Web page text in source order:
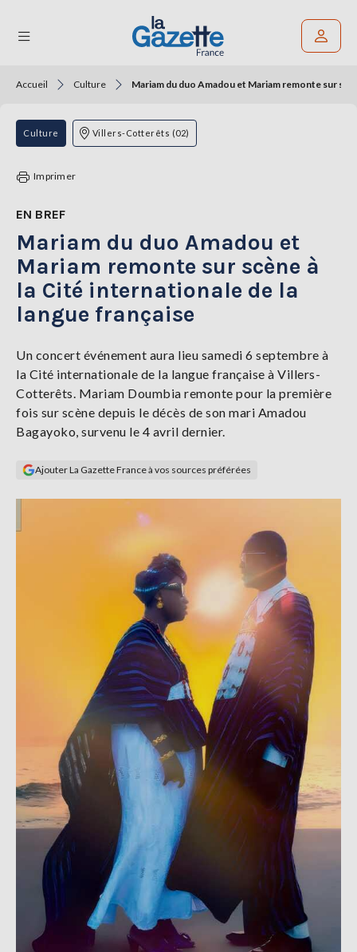
THÉMATIQUES
RÉGIONS
TENDANCES
SERVICES
LA
GAZETTE
Se
S'abonner
Accueil Culture Mariam du duo Amadou et Mariam remonte sur
Culture Villers-Cotterêts (02)
Imprimer
EN BREF
Mariam du duo Amadou et
Mariam remonte sur scène à
la Cité internationale de la
langue française
Un concert événement aura lieu samedi 6 septembre à
la Cité internationale de la langue française à Villers-
Cotterêts. Mariam Doumbia remonte pour la première
fois sur scène depuis le décès de son mari Amadou
Bagayoko, survenu le 4 avril dernier.
Ajouter La Gazette France à vos sources préférées